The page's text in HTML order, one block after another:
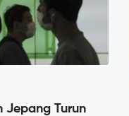
Jepang Turun